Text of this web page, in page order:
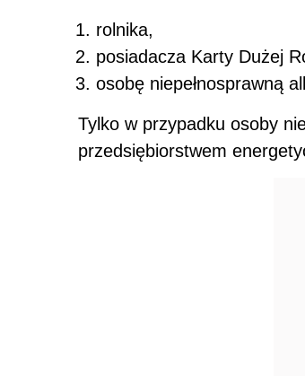
rolnika,
posiadacza Karty Dużej
osobę niepełnosprawną
Tylko w przypadku osoby
przedsiębiorstwem